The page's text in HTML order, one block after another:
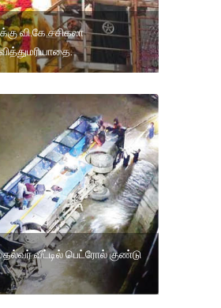
வி.கே.சசிகலா
வீட்டில் பெட்ரோல் குண்டு